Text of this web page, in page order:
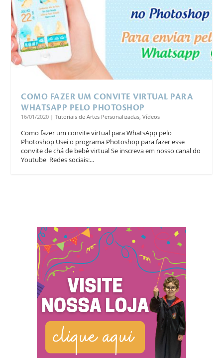
COMO FAZER UM CONVITE VIRTUAL PARA
WHATSAPP PELO PHOTOSHOP
16/01/2020 |Tutoriais de Artes Personalizadas ,Vídeos
Como fazer um convite virtual para WhatsApp pelo
Photoshop Usei o programa Photoshop para fazer esse
convite de chá de bebê virtual Se inscreva em nosso canal do
Youtube Redes sociais:...